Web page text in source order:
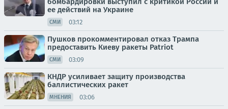
ее действий на Украине
СМИ 03:12
Пушков прокомментировал отказ Трампа
предоставить Киеву ракеты Patriot
СМИ 03:09
КНДР усиливает защиту производства
баллистических ракет
МНЕНИЯ 03:06